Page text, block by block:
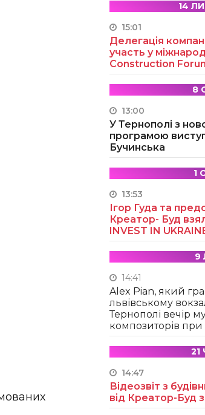
14
15:01
Делегація
участь у
Construction
8
13:00
У Тернополі з
програмою
Бучинська
1
13:53
Ігор Гуда та
Креатор- Буд
INVEST IN
9
14:41
Alex Pian, який
львівському
Тернополі вечір
композиторів при
21
14:47
Відеозвіт з
від Креатор-Буд